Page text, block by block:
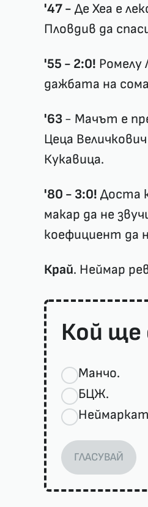
'47 - Де Хеа е
Пловдив да
'55 - 2:0! Ромелу
дажбата на
'63- Мачът е
Цеца
Кукавица.
'80 - 3:0! Доста
макар да не
коефициент да
Край. Неймар
Кой ще
Манчо.
БЦЖ.
ГЛАСУВАЙ